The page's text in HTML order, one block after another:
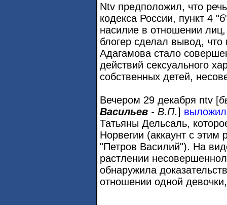
Ntv предположил, что
кодекса России, пункт 4
насилие в отношении лиц,
блогер сделал вывод,
Адагамова стало
действий сексуального
собственных детей,
Вечером 29 декабря ntv [
Васильев - В.П.] выложил
Татьяны Дельсаль,
Норвегии (аккаунт с этим
"Петров Василий"). На
растлении
обнаружила
отношении одной